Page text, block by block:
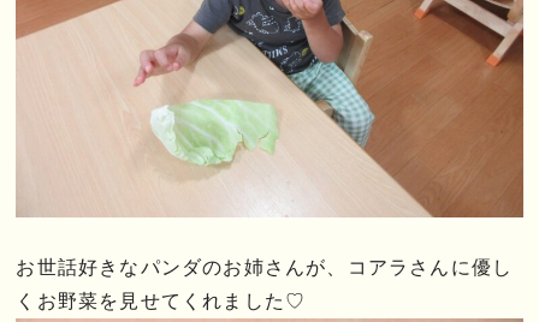
お世話好きなパンダのお姉さんが、コアラさんに優し
くお野菜を見せてくれました♡